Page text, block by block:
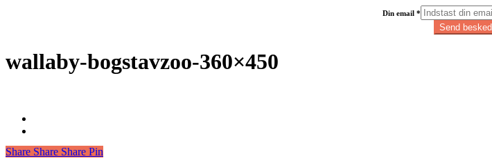
Din
email
Din email *
Send besked
wallaby-bogstavzoo-360×450
Share
Share Share Share Pin